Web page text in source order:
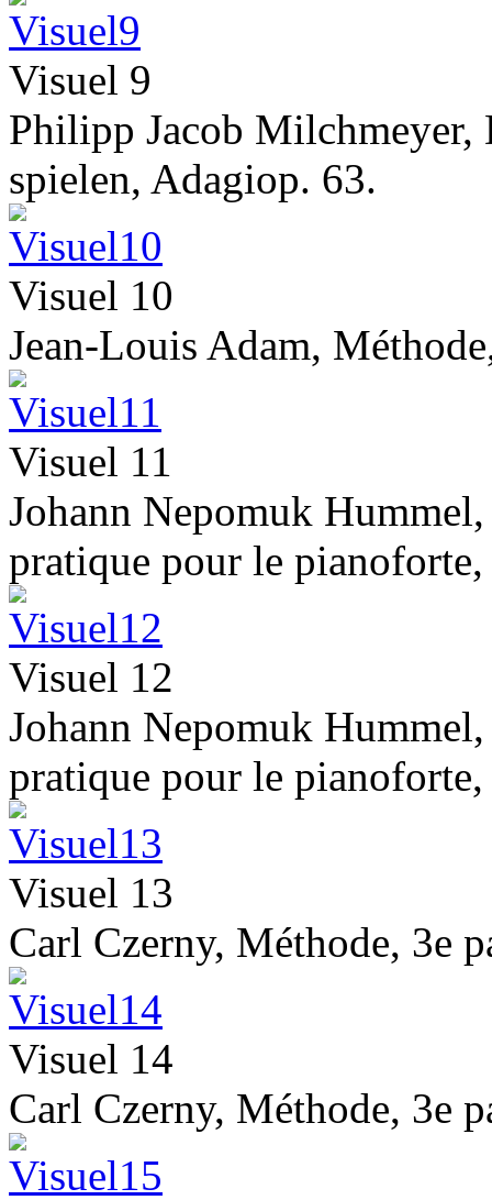
Visuel 9
Philipp Jacob Milchmeyer,
spielen, Adagiop. 63.
Visuel 10
Jean-Louis Adam,
Visuel 11
Johann Nepomuk
pratique pour le
Visuel 12
Johann Nepomuk
pratique pour le
Visuel 13
Carl Czerny, Méthode, 3e
Visuel 14
Carl Czerny, Méthode, 3e